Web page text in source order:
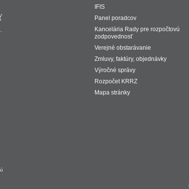
IFIS
Panel poradcov
Kancelária Rady pre rozpočtovú
zodpovednosť
Verejné obstarávanie
Zmluvy, faktúry, objednávky
Výročné správy
Rozpočet KRRZ
Mapa stránky